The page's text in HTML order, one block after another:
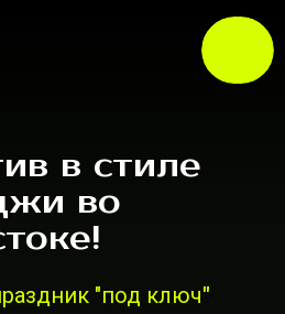
"под ключ"
в стиле
во